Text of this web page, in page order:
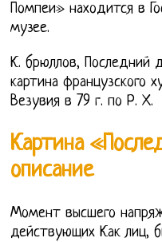
Помпеи» находится в
музее.
К. брюллов, Последний
картина французского
Везувия в 79 г. по Р. Х.
Картина
описание
Момент высшего
действующих Как лиц,